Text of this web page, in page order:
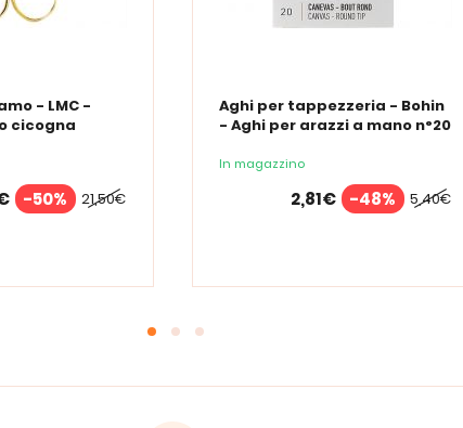
- LMC -
cicogna
21,50€
-50%
Aghi per tappezzeria - Bohin
- Aghi per arazzi a mano n°20
In magazzino
5,40€
2,81€ -48%